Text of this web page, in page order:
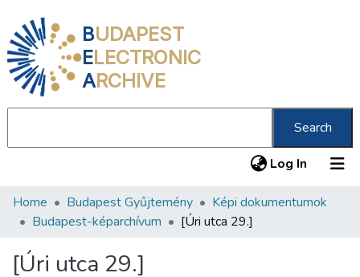
BUDAPEST
ELECTRONIC
ARCHIVE
Search
Log In (current)
Communities & Collections
Statistics
Home Budapest Gyűjtemény
Képi dokumentumok
Budapest-képarchívum
[Úri utca 29.]
[Úri utca 29.]